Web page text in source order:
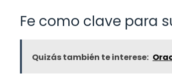
Fe como clave para
Quizás también te interese: